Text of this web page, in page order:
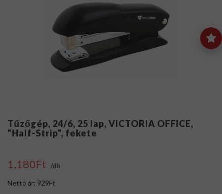
Tűzőgép, 24/6, 25 lap, VICTORIA OFFICE,
"Half-Strip", fekete
1,180Ft /db
Nettó ár: 929Ft